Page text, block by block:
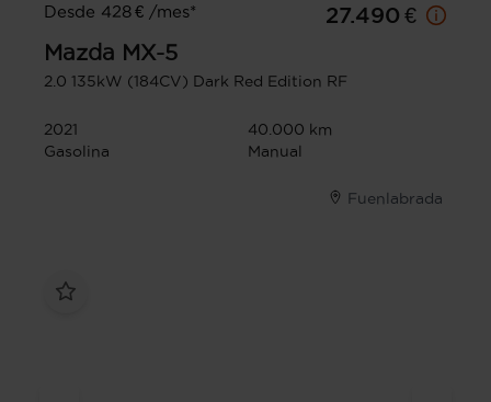
Desde 428 € /mes*
27.490 €
Mazda MX-5
2.0 135kW (184CV) Dark Red Edition RF
2021
40.000 km
Gasolina
Manual
Fuenlabrada